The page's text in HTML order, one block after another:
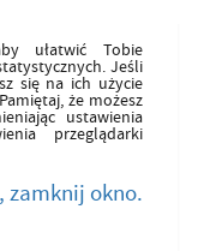
ułatwić Tobie
Jeśli
się na ich użycie
że możesz
ustawienia
przeglądarki
zamknij okno.